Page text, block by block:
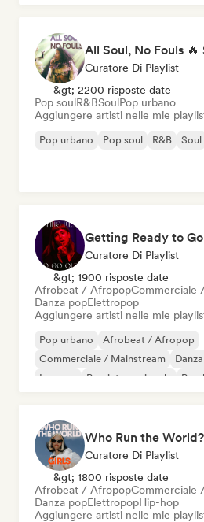
Curatore Di Playlist
&gt; 2200 risposte date
Pop soulR&BSoulPop urbano
Aggiungere artisti nelle mie
Pop urbano Pop soul R&B Soul
Getting Ready to
Curatore Di Playlist
&gt; 1900 risposte date
Afrobeat / AfropopCommerciale
Danza popElettropop
Aggiungere artisti nelle mie
Pop urbano
Afrobeat / Afropop
Commerciale / Mainstream
Iperpop
Pop internazionale Pop
Curatore Di Playlist
&gt; 1800 risposte date
Afrobeat / AfropopCommerciale
Danza popElettropopHip-hop
Aggiungere artisti nelle mie